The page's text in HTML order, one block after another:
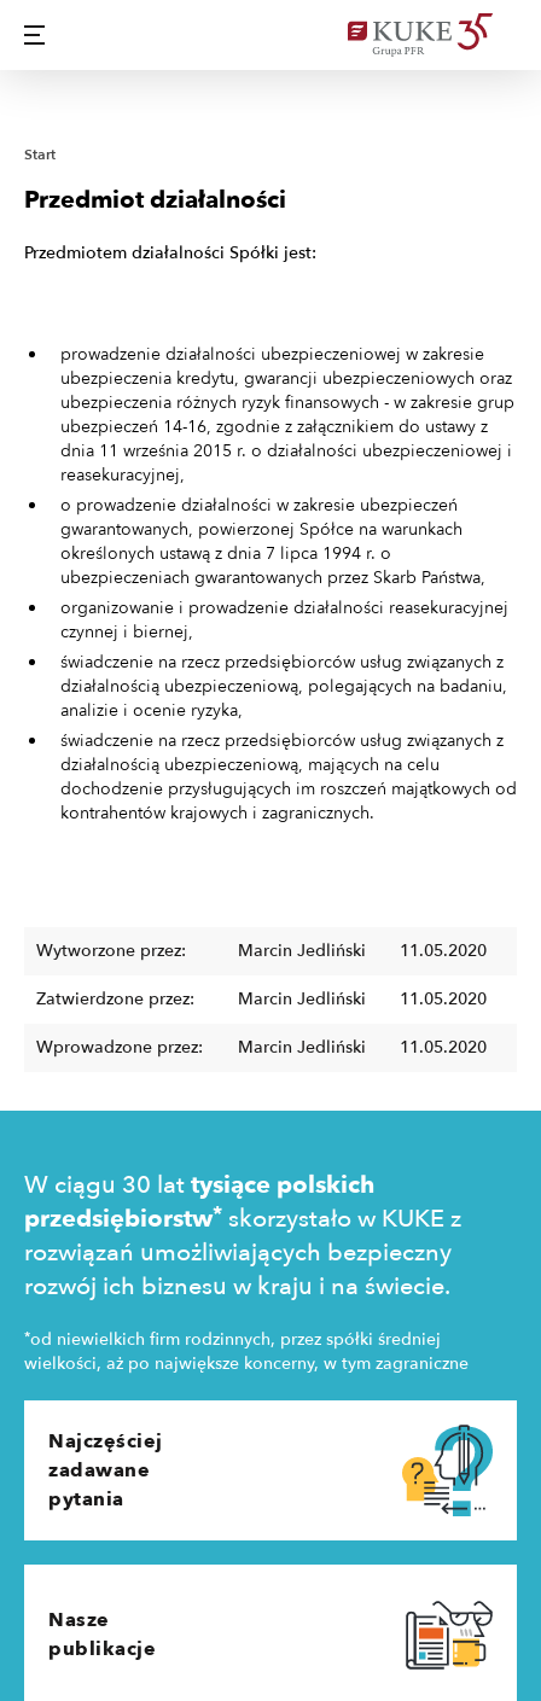
Start
Przedmiot działalności
Przedmiotem działalności Spółki jest:
prowadzenie działalności ubezpieczeniowej w zakresie
ubezpieczenia kredytu, gwarancji ubezpieczeniowych oraz
ubezpieczenia różnych ryzyk finansowych - w zakresie grup
ubezpieczeń 14-16, zgodnie z załącznikiem do ustawy z
dnia 11 września 2015 r. o działalności ubezpieczeniowej i
reasekuracyjnej,
o prowadzenie działalności w zakresie ubezpieczeń
gwarantowanych, powierzonej Spółce na warunkach
określonych ustawą z dnia 7 lipca 1994 r. o
ubezpieczeniach gwarantowanych przez Skarb Państwa,
organizowanie i prowadzenie działalności reasekuracyjnej
czynnej i biernej,
świadczenie na rzecz przedsiębiorców usług związanych z
działalnością ubezpieczeniową, polegających na badaniu,
analizie i ocenie ryzyka,
świadczenie na rzecz przedsiębiorców usług związanych z
działalnością ubezpieczeniową, mających na celu
dochodzenie przysługujących im roszczeń majątkowych od
kontrahentów krajowych i zagranicznych.
Wytworzone przez: Marcin Jedliński 11.05.2020
Zatwierdzone przez: Marcin Jedliński 11.05.2020
Wprowadzone przez: Marcin Jedliński 11.05.2020
W ciągu 30 lattysiące polskich
przedsiębiorstw* skorzystało w KUKE z
rozwiązań umożliwiających bezpieczny
rozwój ich biznesu w kraju i na świecie.
*od niewielkich firm rodzinnych, przez spółki średniej
wielkości, aż po największe koncerny, w tym zagraniczne
Najczęściej
zadawane
pytania
Nasze
publikacje